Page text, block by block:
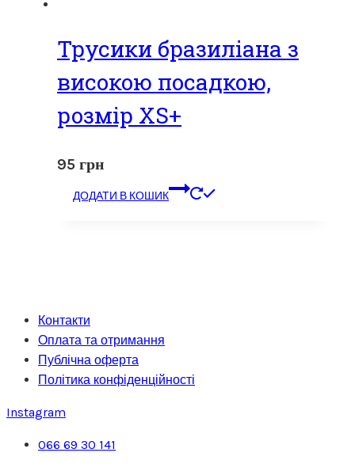
Трусики бразиліана з
високою посадкою,
розмір XS+
95 грн
ДОДАТИ В КОШИК
Контакти
Оплата та отримання
Публічна оферта
Політика конфіденційності
Instagram
066 69 30 141